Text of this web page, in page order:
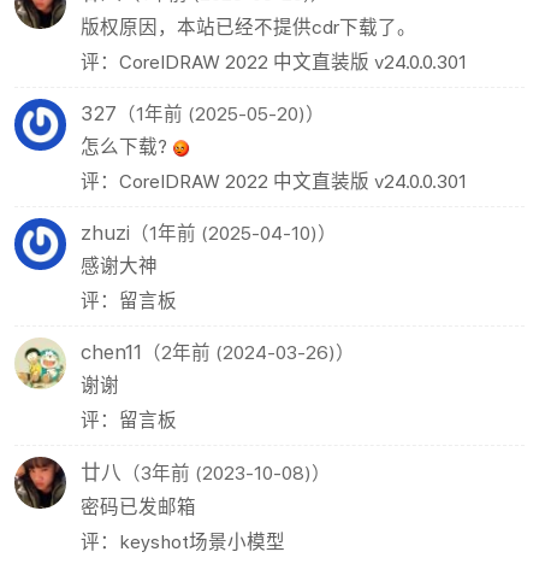
版权原因，本站已经不提供cdr下载了。
评：CorelDRAW 2022 中文直装版 v24.0.0.301
327 （1年前 (2025-05-20)）
怎么下载?
评：CorelDRAW 2022 中文直装版 v24.0.0.301
zhuzi （1年前 (2025-04-10)）
感谢大神
评：留言板
chen11 （2年前 (2024-03-26)）
谢谢
评：留言板
廿八 （3年前 (2023-10-08)）
密码已发邮箱
评：keyshot场景小模型